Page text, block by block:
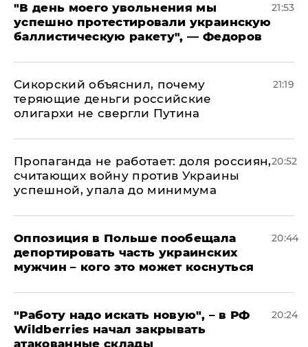
​"В день моего увольнения мы
успешно протестировали украинскую
баллистическую ракету", — Федоров
21:53
Сикорский объяснил, почему
теряющие деньги российские
олигархи не свергли Путина
21:19
​Пропаганда не работает: доля россиян,
считающих войну против Украины
успешной, упала до минимума
20:52
Оппозиция в Польше пообещала
депортировать часть украинских
мужчин – кого это может коснуться
20:44
"Работу надо искать новую", – в РФ
Wildberries начал закрывать
атакованные склады
20:24